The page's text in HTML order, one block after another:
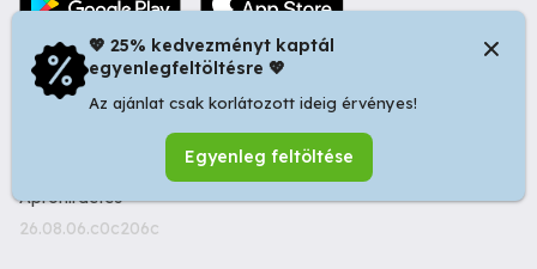
© 2026 Startapró S.R.L. | Bulevardul Dacia nr 34, Oradea
410346, Romania | Tax ID: RO44483373 -
Ingyenes
Apróhirdetés
26.08.06.c0c206c
💖 25% kedvezményt kaptál
egyenlegfeltöltésre 💖
Az ajánlat csak korlátozott ideig érvényes!
Egyenleg feltöltése